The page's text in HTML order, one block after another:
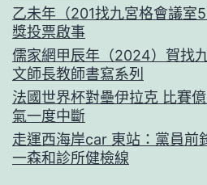
乙未年（201找九宮格會議室
獎投票啟事
儒家網甲辰年（2024）賀找
文師長教師書寫系列
法國世界杯對壘伊拉克 比賽
氣一度中斷
走運西海岸car 東站：黨員前
一森和診所健檢線